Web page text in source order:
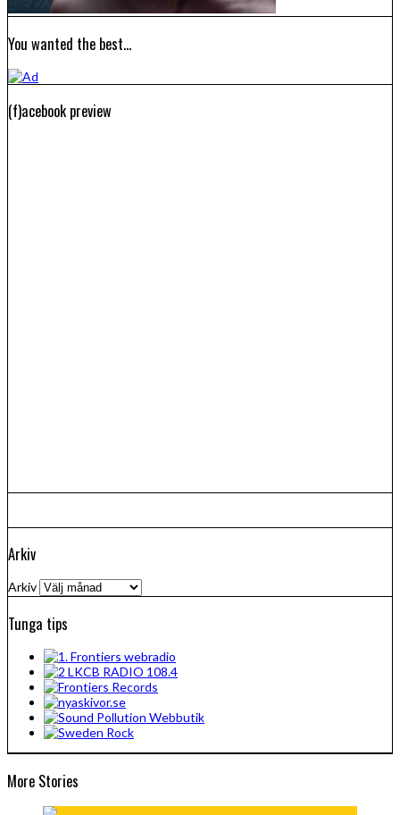
You wanted the best…
(f)acebook preview
Arkiv
Arkiv
Tunga tips
More Stories